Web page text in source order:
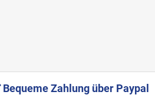
Bequeme Zahlung über Paypal